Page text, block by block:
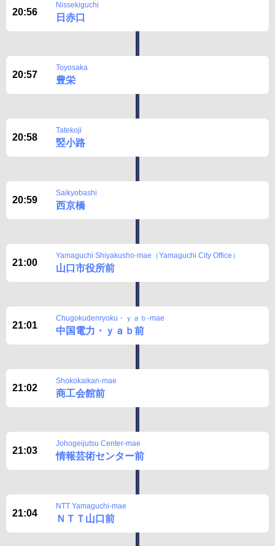
20:56
Nissekiguchi
日赤口
20:57
Toyosaka
豊栄
20:58
Tatekoji
竪小路
20:59
Saikyobashi
西京橋
21:00
Yamaguchi Shiyakusho-mae（Yamaguchi City Office）
山口市役所前
21:01
Chugokudenryoku・ｙａｂ-mae
中国電力・ｙａｂ前
21:02
Shokokaikan-mae
商工会館前
21:03
Johogeijutsu Center-mae
情報芸術センター前
21:04
NTT Yamaguchi-mae
ＮＴＴ山口前